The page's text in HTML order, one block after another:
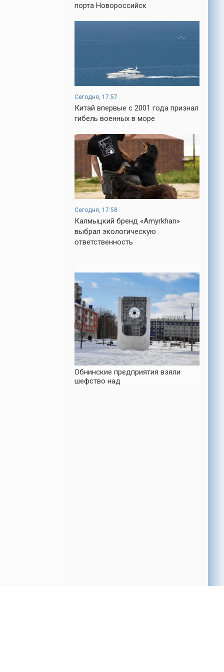
кроме того, кто его дал.
-- Люблю давать советы и очень не
самолюбование.
-- Лучшее, что можно сделать с хорошим
Он никогда не бывает полезен никому,
кроме того, кто его дал.
-- Люблю давать советы и очень не
порта Новороссийск
Сегодня, 17:57
Китай впервые с 2001 года признал
гибель военных в море
Сегодня, 17:58
Калмыцкий бренд «Amyrkhan»
выбрал экологическую
ответственность
Обнинские предприятия взяли
шефство над